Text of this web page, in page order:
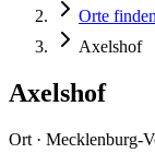
Orte finden
Axelshof
Axelshof
Ort · Mecklenburg-